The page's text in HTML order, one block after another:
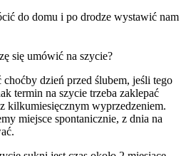
do domu i po drodze wystawić nam
się umówić na szycie?
choćby dzień przed ślubem, jeśli tego
termin na szycie trzeba zaklepać
kilkumiesięcznym wyprzedzeniem.
miejsce spontanicznie, z dnia na